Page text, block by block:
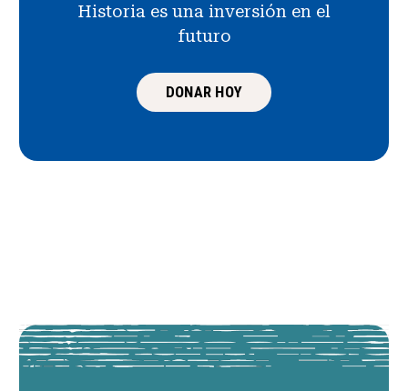
Historia es una inversión en el
futuro
DONAR HOY